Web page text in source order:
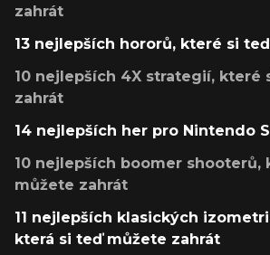
zahrát
13 nejlepších hororů, které si
10 nejlepších 4X strategií, které
zahrát
14 nejlepších her pro Nintendo
10 nejlepších boomer shooterů,
můžete zahrát
11 nejlepších klasických
která si teď můžete zahrát